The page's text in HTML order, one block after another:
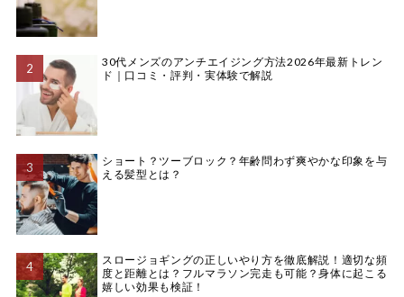
30代メンズのアンチエイジング方法2026年最新トレン
ド｜口コミ・評判・実体験で解説
ショート？ツーブロック？年齢問わず爽やかな印象を与
える髪型とは？
スロージョギングの正しいやり方を徹底解説！適切な頻
度と距離とは？フルマラソン完走も可能？身体に起こる
嬉しい効果も検証！